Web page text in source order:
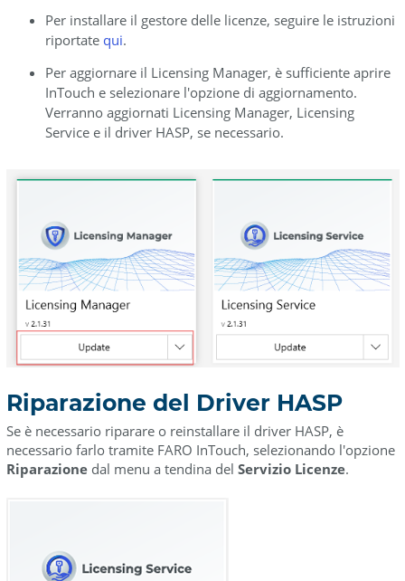
il
nuovo
driver
HASP
Disinstallare
il
RUS
il
RUS
Per installare il gestore delle licenze, seguire le istruzioni
riportate qui.
Per aggiornare il Licensing Manager, è sufficiente aprire
InTouch e selezionare l'opzione di aggiornamento.
Verranno aggiornati Licensing Manager, Licensing
Service e il driver HASP, se necessario.
Riparazione del Driver HASP
Se è necessario riparare o reinstallare il driver HASP, è
necessario farlo tramite FARO InTouch, selezionando l'opzione
Riparazione dal menu a tendina del Servizio Licenze.